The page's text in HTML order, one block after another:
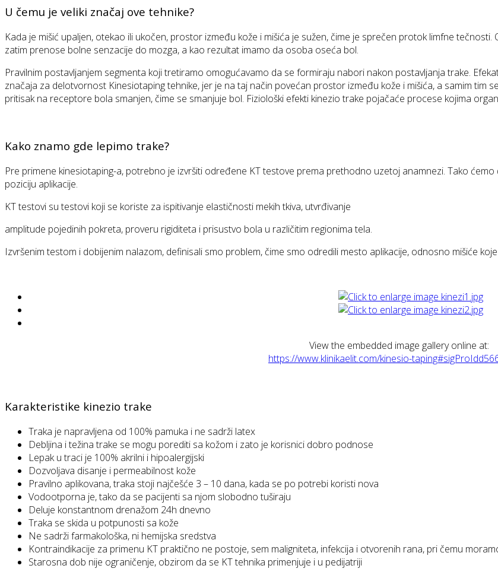
U čemu je veliki značaj ove tehnike?
Kada je mišić upaljen, otekao ili ukočen, prostor između kože i mišića je sužen, čime je sprečen protok limfne
zatim prenose bolne senzacije do mozga, a kao rezultat imamo da osoba oseća bol.
Pravilnim postavljanjem segmenta koji tretiramo omogućavamo da se formiraju nabori nakon postavljanja trake.
značaja za delotvornost Kinesiotaping tehnike, jer je na taj način povećan prostor između kože i mišića, a samim tim
pritisak na receptore bola smanjen, čime se smanjuje bol. Fiziološki efekti kinezio trake pojačaće procese kojima
Kako znamo gde lepimo trake?
Pre primene kinesiotaping-a, potrebno je izvršiti određene KT testove prema prethodno uzetoj anamnezi. Tako
poziciju aplikacije.
KT testovi su testovi koji se koriste za ispitivanje elastičnosti mekih tkiva, utvrđivanje
amplitude pojedinih pokreta, proveru rigiditeta i prisustvo bola u različitim regionima tela.
Izvršenim testom i dobijenim nalazom, definisali smo problem, čime smo odredili mesto aplikacije, odnosno mišiće
View the embedded image gallery online at:
https://www.klinikaelit.com/kinesio-
Karakteristike kinezio trake
Traka je napravljena od 100% pamuka i ne sadrži latex
Debljina i težina trake se mogu porediti sa kožom i zato je korisnici dobro podnose
Lepak u traci je 100% akrilni i hipoalergijski
Dozvoljava disanje i permeabilnost kože
Pravilno aplikovana, traka stoji najčešće 3 – 10 dana, kada se po potrebi koristi nova
Vodootporna je, tako da se pacijenti sa njom slobodno tuširaju
Deluje konstantnom drenažom 24h dnevno
Traka se skida u potpunosti sa kože
Ne sadrži farmakološka, ni hemijska sredstva
Kontraindikacije za primenu KT praktično ne postoje, sem maligniteta, infekcija i otvorenih rana, pri čemu
Starosna dob nije ograničenje, obzirom da se KT tehnika primenjuje i u pedijatriji